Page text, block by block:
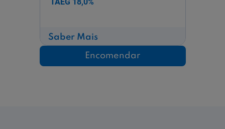
Saber Maissobre
Conjunto
Quinta
da
Vacaria
Encomendar